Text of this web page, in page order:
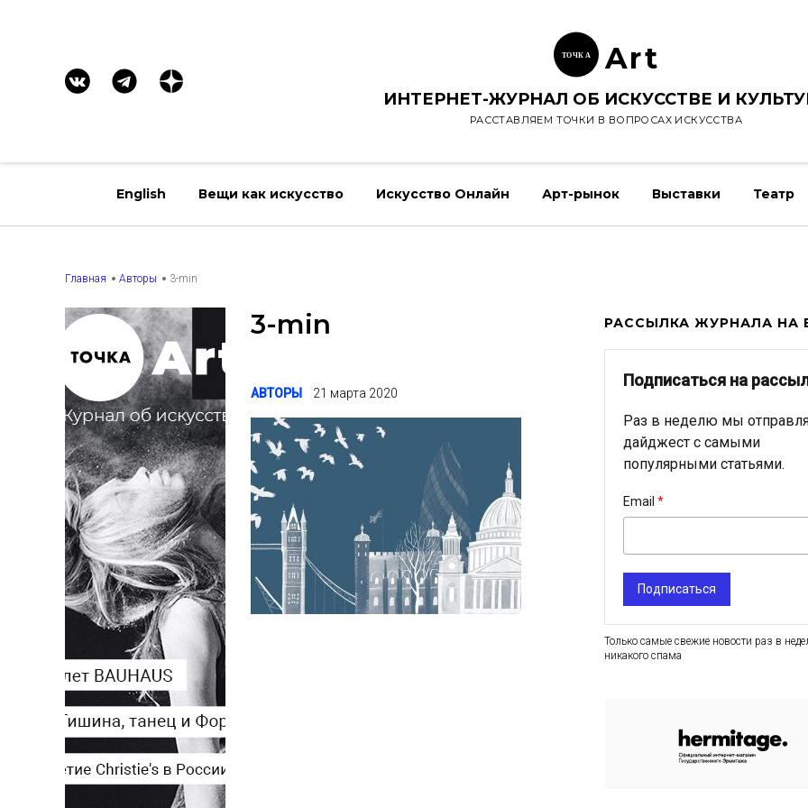
ТОЧК А Art
ИНТЕРНЕТ-ЖУРНАЛ ОБ ИСКУССТВЕ И
РАССТАВЛЯЕМ ТОЧКИ В ВОПРОСАХ ИСКУССТВА
English Вещи как искусство Искусство Онлайн Арт-рынок Выставки Театр
Главная Авторы 3-min
3-min
АВТОРЫ 21 марта 2020
РАССЫЛКА ЖУРНАЛА НА
Подписаться на
Раз в неделю мы
дайджест с самыми
популярными статьями.
Email
Подписаться
Только самые свежие новости раз в
никакого спама